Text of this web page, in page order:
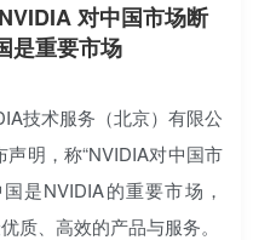
对中国市场断
是重要市场
技术服务（北京）有限公
明，称“NVIDIA对中国市
是NVIDIA的重要市场，
质、高效的产品与服务。